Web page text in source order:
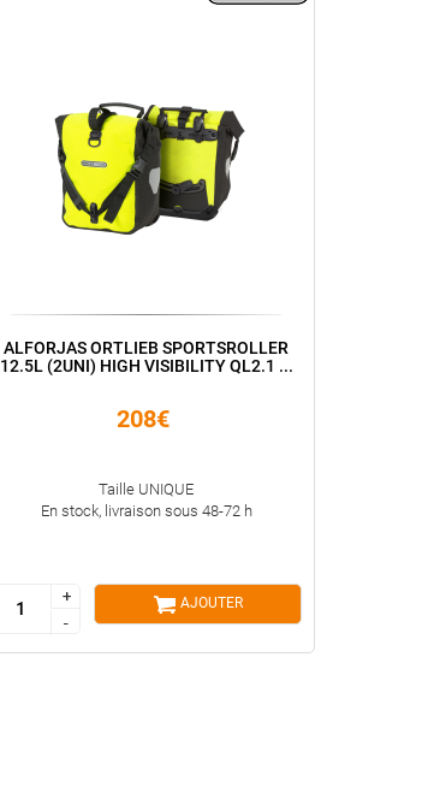
ALFORJAS ORTLIEB SPORTSROLLER
12.5L (2UNI) HIGH VISIBILITY QL2.1 ...
208€
Taille UNIQUE
En stock, livraison sous 48-72 h
+
-
+
-
AJOUTER